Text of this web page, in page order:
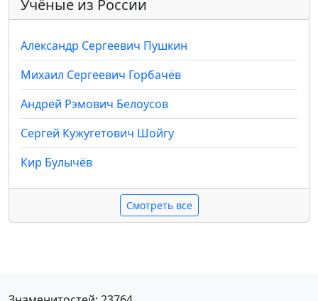
Учёные из России
Александр Сергеевич Пушкин
Михаил Сергеевич Горбачёв
Андрей Рэмович Белоусов
Сергей Кужугетович Шойгу
Кир Булычёв
Смотреть все